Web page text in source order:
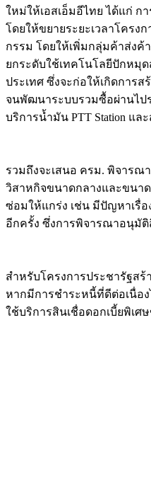
ใหม่ให้เอสเอ็มอีไทย ได้แก่ ก
โดยให้ขยายระยะเวลาโครง
กรรม โดยให้เพิ่มกลุ่มค้าส่งค้
ยกระดับใช้เทคโนโลยีปักหมุ
ประเทศ ซึ่งจะก่อให้เกิดการ
จนพัฒนาระบบรวมซื้อผ่านไป
บริการน้ำมัน PTT Station แ
รวมถึงจะเสนอ ครม. พิจารณ
วิสาหกิจขนาดกลางและขนาด
ซ่อมให้แกร่ง เช่น มีปัญหาเรื่
อีกครั้ง ซึ่งการพิจารณาอนุมั
สำหรับโครงการประชารัฐสร้
หากมีการชำระหนี้ที่ดีต่อเนื่อ
ใช้บริการสินเชื่อดอกเบี้ยพิเศ